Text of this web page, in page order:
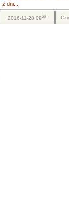
z dni...
2016-11-28 0956